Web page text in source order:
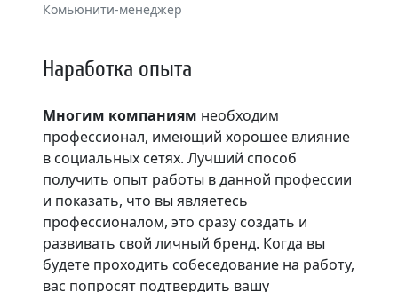
Комьюнити-менеджер
Наработка опыта
Многим компаниям необходим
профессионал, имеющий хорошее влияние
в социальных сетях. Лучший способ
получить опыт работы в данной профессии
и показать, что вы являетесь
профессионалом, это сразу создать и
развивать свой личный бренд. Когда вы
будете проходить собеседование на работу,
вас попросят подтвердить вашу